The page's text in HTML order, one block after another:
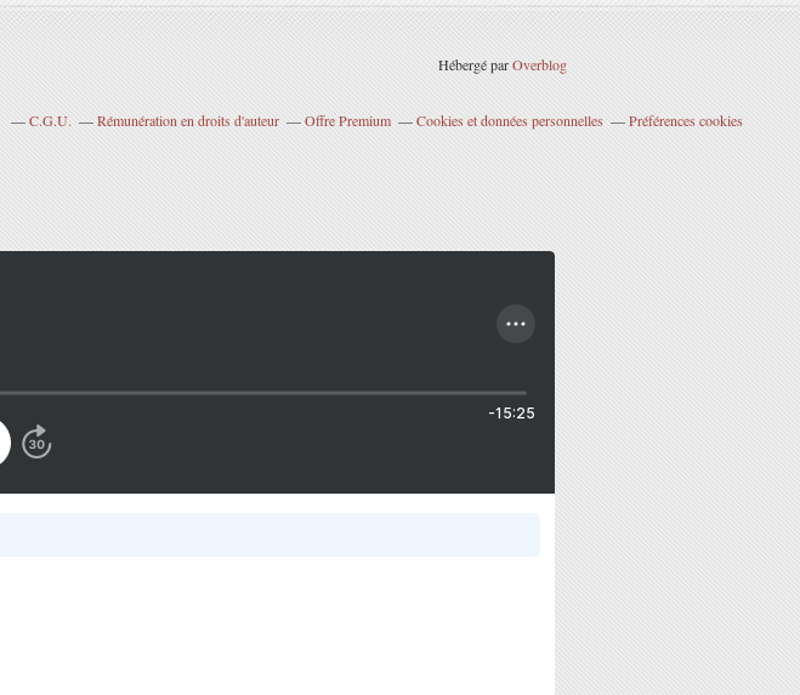
Hébergé parOverblog
C.G.U. Rémunération en droits d'auteur Offre Premium Cookies et données personnelles Préférences cookies
-15:25